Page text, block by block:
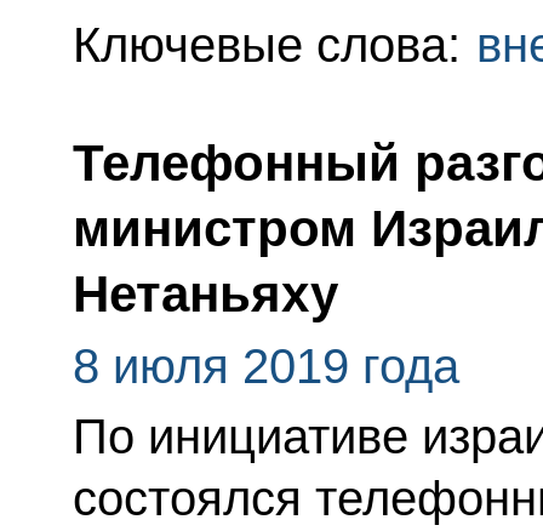
Ключевые слова:
Телефонный
министром
Нетаньяху
8 июля 2019 года
По инициативе
состоялся